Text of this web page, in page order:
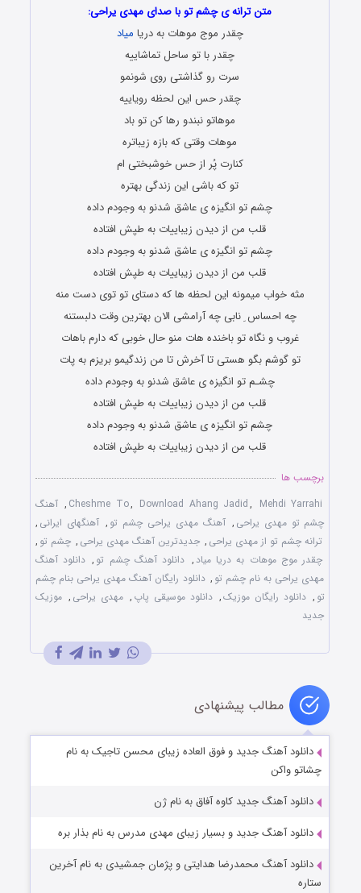
متن ترانه ی چشم تو با صدای مهدی یراحی:
چقدر موج موهات به دریا میاد
چقدر با تو ساحل تماشاییه
سرت رو گذاشتی روی شونمو
چقدر حس این لحظه رویاییه
موهاتو نبندو رها کن تو باد
موهات وقتی که بازه زیباتره
کنارت پُر از حس خوشبختی ام
تو که باشی این زندگی بهتره
چشم تو انگیزه ی عاشق شدنو به وجودم داده
قلب من از دیدن زیباییات به طپش افتاده
چشم تو انگیزه ی عاشق شدنو به وجودم داده
قلب من از دیدن زیباییات به طپش افتاده
مثه خواب میمونه این لحظه ها که دستای تو توی دست منه
چه احساس ِ نابی چه آرامشی الان بهترین وقت دلبستنه
غروب و نگاه تو باخنده هات منو حال خوبی که دارم باهات
تو گوشم بگو هستی تا آخرش تا من زندگیمو بریزم به پات
چشـم تو انگیزه ی عاشق شدنو به وجودم داده
قلب من از دیدن زیباییات به طپش افتاده
چشم تو انگیزه ی عاشق شدنو به وجودم داده
قلب من از دیدن زیباییات به طپش افتاده
برچسب ها
Cheshme To, Download Ahang Jadid, Mehdi Yarrahi
, آهنگ
چشم تو مهدی یراحی , آهنگ مهدی یراحی چشم تو , آهنگهای ایرانی ,
ترانه چشم تو از مهدی یراحی , جدیدترین آهنگ مهدی یراحی , چشم تو ,
چقدر موج موهات به دریا میاد , دانلود آهنگ چشم تو , دانلود آهنگ
مهدی یراحی به نام چشم تو , دانلود رایگان آهنگ مهدی یراحی بنام چشم
تو , دانلود رایگان موزیک, دانلود موسیقی پاپ , مهدی یراحی , موزیک
جدید
مطالب پیشنهادی
دانلود آهنگ جدید و فوق العاده زیبای محسن تاجیک به نام
چشاتو واکن
دانلود آهنگ جدید کاوه آفاق به نام ژن
دانلود آهنگ جدید و بسیار زیبای مهدی مدرس به نام بذار بره
دانلود آهنگ محمدرضا هدایتی و پژمان جمشیدی به نام آخرین
ستاره